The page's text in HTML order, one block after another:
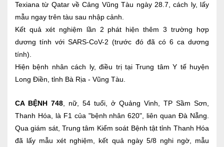
Texiana từ Qatar về Cảng Vũng Tàu ngày 28.7, cách ly, lấy
mẫu ngay trên tàu sau nhập cảnh.
Kết quả xét nghiệm lần 2 phát hiện thêm 3 trường hợp
dương tính với SARS-CoV-2 (trước đó đã có 6 ca dương
tính).
Hiện bệnh nhân cách ly, điều trị tại Trung tâm Y tế huyện
Long Điền, tỉnh Bà Rịa - Vũng Tàu.
CA BỆNH 748, nữ, 54 tuổi, ở Quảng Vinh, TP Sầm Sơn,
Thanh Hóa, là F1 của "bệnh nhân 620", liên quan Đà Nẵng.
Qua giám sát, Trung tâm Kiểm soát Bệnh tật tỉnh Thanh Hóa
đã lấy mẫu xét nghiệm, kết quả ngày 5/8 nghi ngờ, mẫu